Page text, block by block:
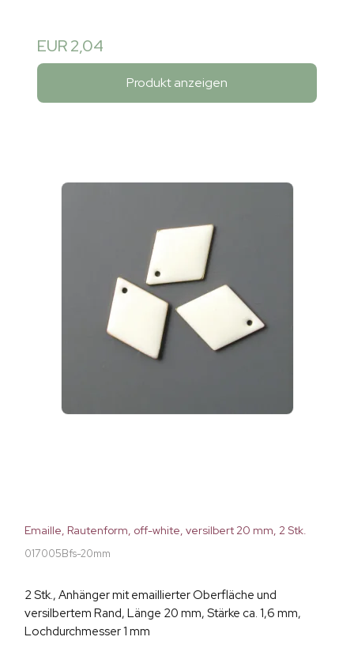
EUR 2,04
Produkt anzeigen
Emaille, Rautenform, off-white, versilbert 20 mm, 2 Stk.
017005Bfs-20mm
2 Stk., Anhänger mit emaillierter Oberfläche und
versilbertem Rand, Länge 20 mm, Stärke ca. 1,6 mm,
Lochdurchmesser 1 mm